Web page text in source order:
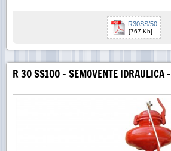
R30SS/50
[767 Kb]
R 30 SS100 - SEMOVENTE IDRAULICA -